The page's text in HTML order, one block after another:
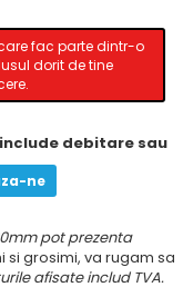
fac parte dintr-o
dorit de tine
debitare sau
ne
pot prezenta
si grosimi, va rugam sa
afisate includ TVA.